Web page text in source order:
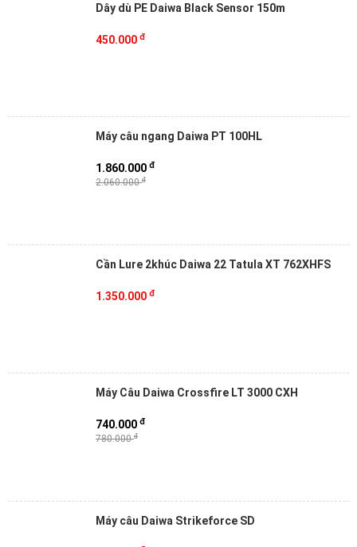
Dây dù PE Daiwa Black Sensor 150m
450.000 đ
Máy câu ngang Daiwa PT 100HL
2.060.000đ
1.860.000 đ
Cần Lure 2khúc Daiwa 22 Tatula XT 762XHFS
1.350.000 đ
Máy Câu Daiwa Crossfire LT 3000 CXH
780.000đ
740.000 đ
Máy câu Daiwa Strikeforce SD